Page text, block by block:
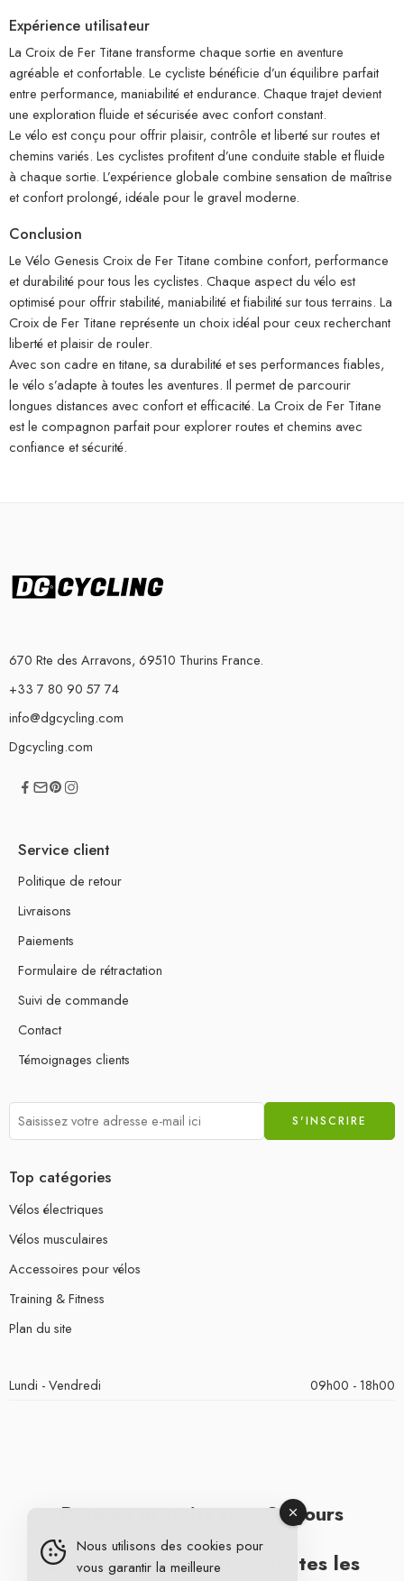
Expérience utilisateur
La Croix de Fer Titane transforme chaque sortie en aventure
agréable et confortable. Le cycliste bénéficie d’un équilibre parfait
entre performance, maniabilité et endurance. Chaque trajet devient
une exploration fluide et sécurisée avec confort constant.
Le vélo est conçu pour offrir plaisir, contrôle et liberté sur routes et
chemins variés. Les cyclistes profitent d’une conduite stable et fluide
à chaque sortie. L’expérience globale combine sensation de maîtrise
et confort prolongé, idéale pour le gravel moderne.
Conclusion
Le Vélo Genesis Croix de Fer Titane combine confort, performance
et durabilité pour tous les cyclistes. Chaque aspect du vélo est
optimisé pour offrir stabilité, maniabilité et fiabilité sur tous terrains. La
Croix de Fer Titane représente un choix idéal pour ceux recherchant
liberté et plaisir de rouler.
Avec son cadre en titane, sa durabilité et ses performances fiables,
le vélo s’adapte à toutes les aventures. Il permet de parcourir
longues distances avec confort et efficacité. La Croix de Fer Titane
est le compagnon parfait pour explorer routes et chemins avec
confiance et sécurité.
670 Rte des Arravons, 69510 Thurins France.
+33 7 80 90 57 74
info@dgcycling.com
Dgcycling.com
Service client
Politique de retour
Livraisons
Paiements
Formulaire de rétractation
Suivi de commande
Contact
Témoignages clients
Top catégories
Vélos électriques
Vélos musculaires
Accessoires pour vélos
Training & Fitness
Plan du site
Lundi - Vendredi 09h00 - 18h00
Retours gratuits sous 30 jours
Livraison gratuite pour toutes les
Nous utilisons des cookies pour
vous garantir la meilleure